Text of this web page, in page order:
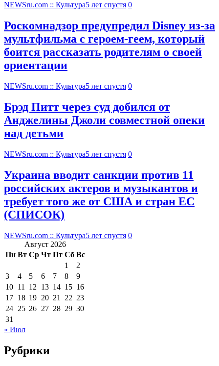
NEWSru.com :: Культура5 лет спустя 0
Роскомнадзор предупредил Disney из-за
мультфильма c героем-геем, который
боится рассказать родителям о своей
ориентации
NEWSru.com :: Культура5 лет спустя 0
Брэд Питт через суд добился от
Анджелины Джоли совместной опеки
над детьми
NEWSru.com :: Культура5 лет спустя 0
Украина вводит санкции против 11
российских актеров и музыкантов и
требует того же от США и стран ЕС
(СПИСОК)
NEWSru.com :: Культура5 лет спустя 0
Август 2026
Пн Вт Ср Чт Пт Сб Вс
1
2
3
4 5 6 7 8
9
10 11 12 13 14 15 16
17 18 19 20 21 22 23
24 25 26 27 28 29 30
31
« Июл
Рубрики